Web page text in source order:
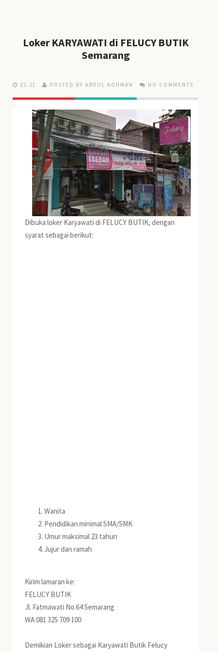
Loker KARYAWATI di FELUCY BUTIK
Semarang
22.21 POSTED BY ABDUL ROHMAN NO COMMENTS
Dibuka loker Karyawati di FELUCY BUTIK, dengan
syarat sebagai berikut:
Wanita
Pendidikan minimal SMA/SMK
Umur maksimal 23 tahun
Jujur dan ramah
Kirim lamaran ke:
FELUCY BUTIK
Jl. Fatmawati No.64 Semarang
WA 081 325 709 100
Demikian Loker sebagai Karyawati Butik Felucy